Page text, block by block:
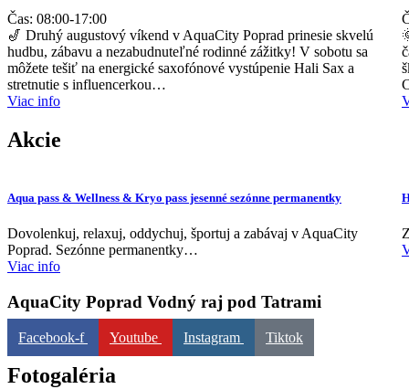
Čas: 08:00-17:00
🎷 Druhý augustový víkend v AquaCity Poprad prinesie skvelú
hudbu, zábavu a nezabudnuteľné rodinné zážitky! V sobotu sa
môžete tešiť na energické saxofónové vystúpenie Hali Sax a
stretnutie s influencerkou…
Viac info
Akcie
Aqua pass & Wellness & Kryo pass jesenné sezónne permanentky
Dovolenkuj, relaxuj, oddychuj, športuj a zabávaj v AquaCity
Poprad. Sezónne permanentky…
Viac info
AquaCity Poprad Vodný raj pod Tatrami
Facebook-f Youtube Instagram Tiktok
Fotogaléria